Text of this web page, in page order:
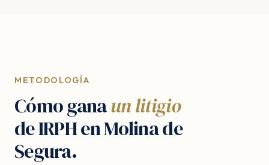
METODOLOGÍA
Cómo ganaun litigio
de IRPH en Molina de
Segura.